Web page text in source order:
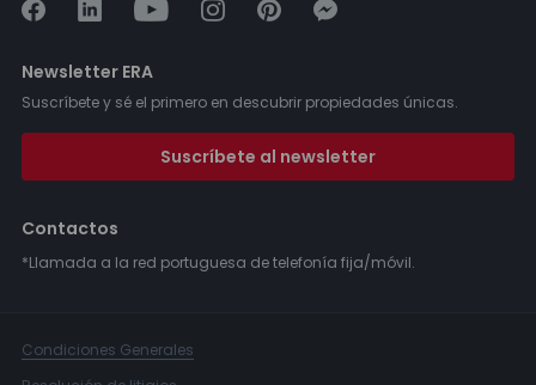
Newsletter ERA
Suscríbete y sé el primero en descubrir propiedades únicas.
Suscríbete al newsletter
Contactos
*Llamada a la red portuguesa de telefonía fija/móvil.
Condiciones Generales